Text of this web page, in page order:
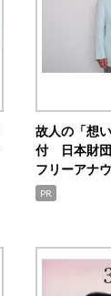
故人の「想
付 日本財団
フリーアナ
PR